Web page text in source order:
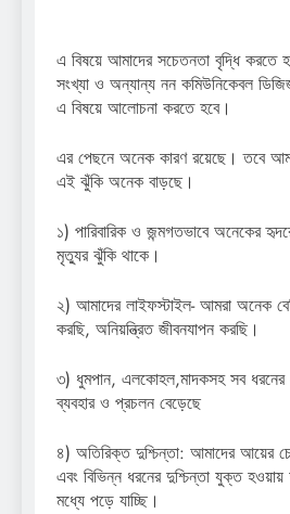
এ বিষয়ে আমাদের সচেতনতা বৃদ্ধি করতে
সংখ্যা ও অন্যান্য নন কমিউনিকেবল
এ বিষয়ে আলোচনা করতে হবে।
এর পেছনে অনেক কারণ রয়েছে। তবে
এই ঝুঁকি অনেক বাড়ছে।
১) পারিবারিক ও জন্মগতভাবে অনেকের
মৃত্যুর ঝুঁকি থাকে।
২) আমাদের লাইফস্টাইল- আমরা অনেক
করছি, অনিয়ন্ত্রিত জীবনযাপন করছি।
৩) ধুমপান, এলকোহল,মাদকসহ সব ধরনের
ব্যবহার ও প্রচলন বেড়েছে
৪) অতিরিক্ত দুশ্চিন্তা: আমাদের আয়ের
এবং বিভিন্ন ধরনের দুশ্চিন্তা যুক্ত
মধ্যে পড়ে যাচ্ছি।